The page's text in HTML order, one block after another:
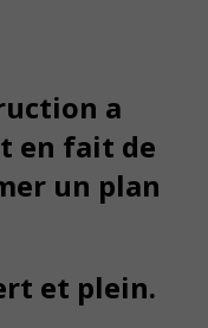
a
en fait de
un plan
et plein.